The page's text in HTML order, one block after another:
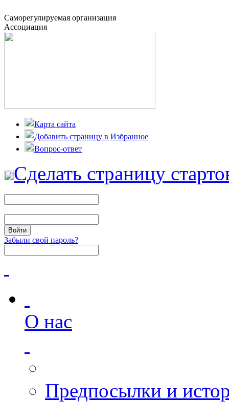
Саморегулируемая организация
Ассоциация
Карта сайта
Добавить страницу в Избранное
Вопрос-ответ
Сделать страницу
Забыли свой пароль?
О нас
Предпосылки и